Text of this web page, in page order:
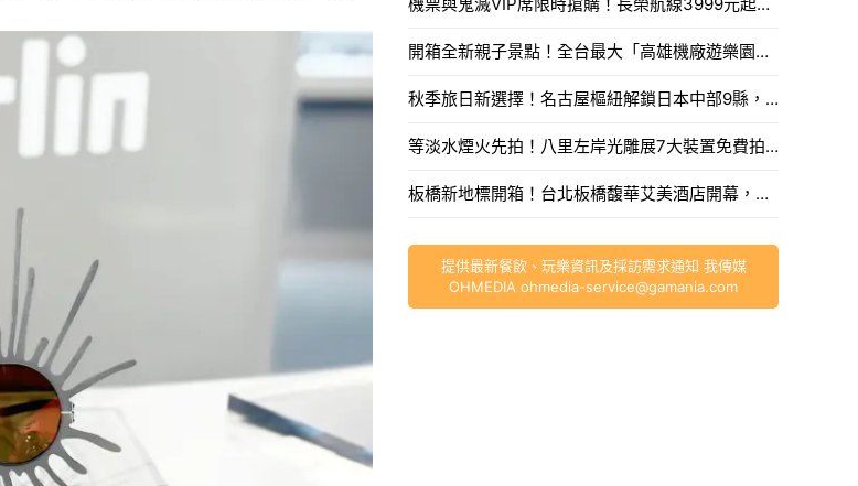
機票與鬼滅VIP席限時搶購！長榮航線3999元起，中信兄弟主題套票8月7日開賣攻略。
開箱全新親子景點！全台最大「高雄機廠遊樂園區」8/8開幕，攀岩場、戲水區30項設施免費玩。
秋季旅日新選擇！名古屋樞紐解鎖日本中部9縣，搶先預訂父親節孝親賞楓之旅。
等淡水煙火先拍！八里左岸光雕展7大裝置免費拍，新北夏日浪漫旅遊。
板橋新地標開箱！台北板橋馥華艾美酒店開幕，高空泳池與絕美酒吧亮點一次看。
提供最新餐飲、玩樂資訊及採訪需求通知 我傳媒
OHMEDIA ohmedia-service@gamania.com